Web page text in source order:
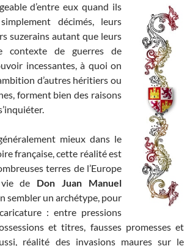
d’entre euxquand ils
décimés, leurs
suzerains autant que leurs
contexte de guerres de
incessantes, à quoi on
d’autres héritiers ou
forment bien des raisons
mieux dans le
française, cette réalité est
terres de l’Europe
de Don Juan Manuel
sembler un archétype, pour
: entre pressions
et titres, fausses promesses et
réalité des invasions maures sur le